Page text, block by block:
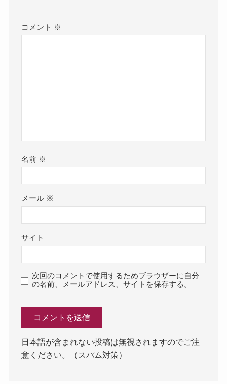
コメント ※
名前 ※
メール ※
サイト
次回のコメントで使用するためブラウザーに自分
の名前、メールアドレス、サイトを保存する。
日本語が含まれない投稿は無視されますのでご注
意ください。（スパム対策）